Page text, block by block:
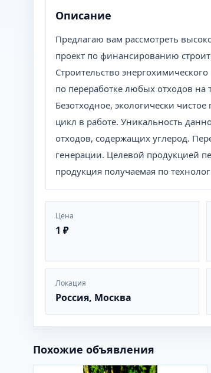
Описание
Предлагаю вам рассмотреть
проект по финансированию
Строительство
по переработке любых отходов
Безотходное, экологически
цикл в работе. Уникальность
отходов, содержащих углерод.
генерации. Целевой продукцией
продукция получаемая по
Цена
1 ₽
Локация
Россия, Москва
Похожие объявления